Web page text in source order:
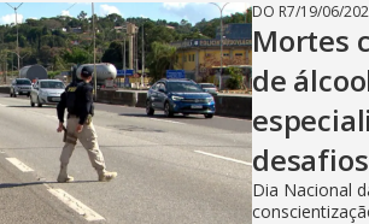
DO R7/19/06/
Mortes
de
desafios
Dia Nacional